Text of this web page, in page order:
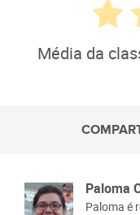
Média da
Paloma
Paloma é